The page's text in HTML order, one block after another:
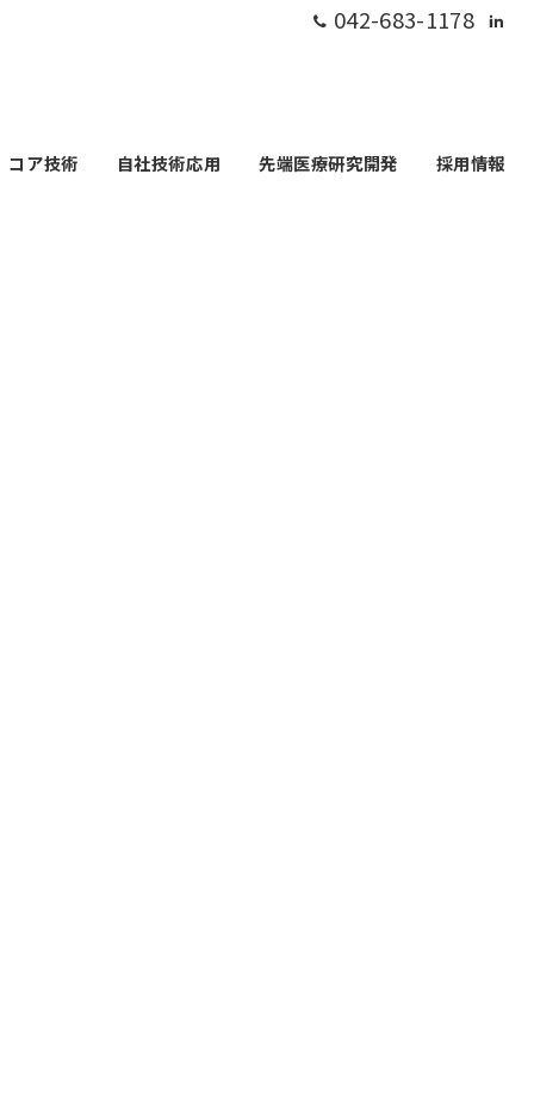
042-683-1178
コア技術 自社技術応用 先端医療研究開発 採用情報